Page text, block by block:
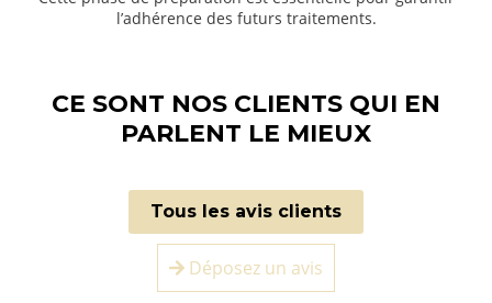
l’adhérence des futurs traitements.
CE SONT NOS CLIENTS QUI EN
PARLENT LE MIEUX
Tous les avis clients
Déposez un avis